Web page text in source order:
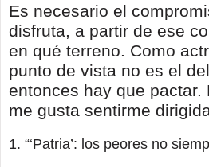
Es necesario el
disfruta, a partir de ese
en qué terreno. Como
punto de vista no es el
entonces hay que
me gusta sentirme
“‘Patria’: los peores no